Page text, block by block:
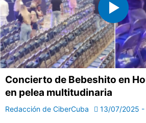
Concierto de Bebeshito en
en pelea multitudinaria
Redacción de CiberCuba 13/07/2025 -